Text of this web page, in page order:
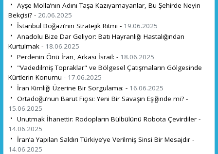
Ayşe Molla’nın Adını Taşa Kazıyamayanlar, Bu Şehirde Neyin
Bekçisi? - 20.06.2025
İstanbul Boğazı’nın Stratejik Ritmi - 19.06.2025
Anadolu Bize Dar Geliyor: Batı Hayranlığı Hastalığından
Kurtulmak - 18.06.2025
Perdenin Önü İran, Arkası İsrail: - 18.06.2025
"Vadedilmiş Topraklar" ve Bölgesel Çatışmaların Gölgesinde
Kürtlerin Konumu - 17.06.2025
İran Kimliği Üzerine Bir Sorgulama: - 16.06.2025
Ortadoğu’nun Barut Fıçısı: Yeni Bir Savaşın Eşiğinde mi? -
15.06.2025
Unutmak İhanettir: Rodopların Bülbülünü Robota Çevirdiler -
14.06.2025
İran’a Yapılan Saldırı Türkiye’ye Verilmiş Sinsi Bir Mesajdır -
14.06.2025